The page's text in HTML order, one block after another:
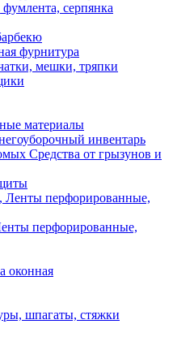
серпянка
фурнитура
мешки, тряпки
материалы
инвентарь
Средства от грызунов и
перфорированные,
оконная
шпагаты, стяжки